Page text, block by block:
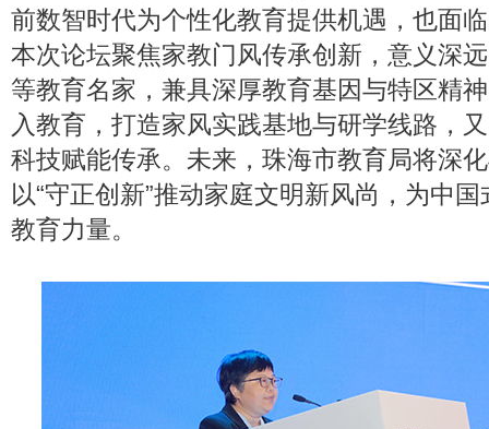
前数智时代为个性化教育提供机遇，也面
本次论坛聚焦家教门风传承创新，意义深
等教育名家，兼具深厚教育基因与特区精
入教育，打造家风实践基地与研学线路，
科技赋能传承。未来，珠海市教育局将深
以“守正创新”推动家庭文明新风尚，为中
教育力量。